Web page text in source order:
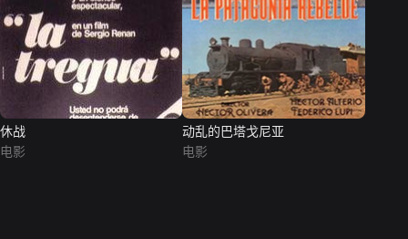
休战
电影
动乱的巴塔戈尼亚
电影